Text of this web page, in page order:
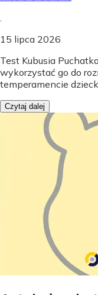
15 lipca 2026
Test Kubusia
wykorzystać go do
temperamencie
Czytaj dalej